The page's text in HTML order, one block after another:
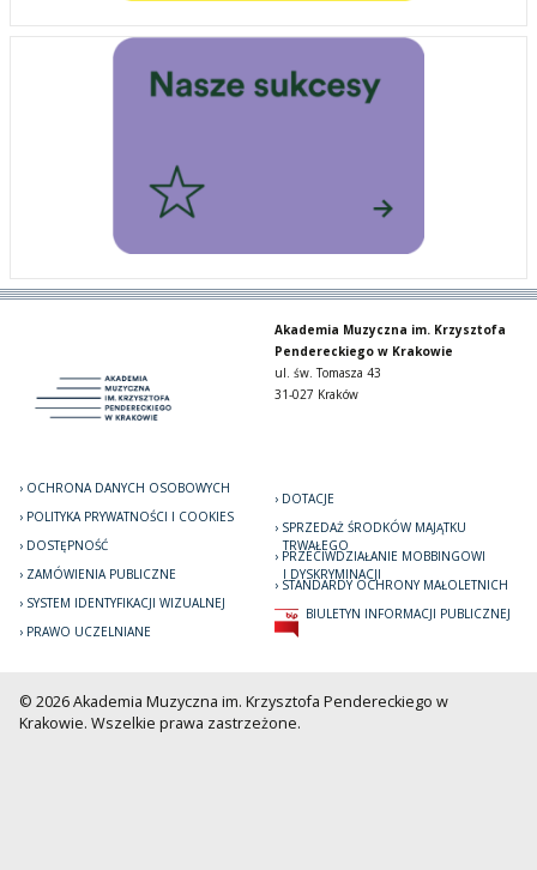
Akademia Muzyczna im. Krzysztofa
Pendereckiego w Krakowie
ul. św. Tomasza 43
31-027 Kraków
OCHRONA DANYCH OSOBOWYCH
POLITYKA PRYWATNOŚCI I COOKIES
DOSTĘPNOŚĆ
ZAMÓWIENIA PUBLICZNE
SYSTEM IDENTYFIKACJI WIZUALNEJ
PRAWO UCZELNIANE
DOTACJE
SPRZEDAŻ ŚRODKÓW MAJĄTKU
TRWAŁEGO
PRZECIWDZIAŁANIE MOBBINGOWI
I DYSKRYMINACJI
STANDARDY OCHRONY MAŁOLETNICH
BIULETYN INFORMACJI PUBLICZNEJ
© 2026 Akademia Muzyczna im. Krzysztofa Pendereckiego w
Krakowie. Wszelkie prawa zastrzeżone.